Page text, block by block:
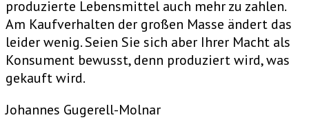
produzierte Lebensmittel auch mehr zu zahlen.
Am Kaufverhalten der großen Masse ändert das
leider wenig. Seien Sie sich aber Ihrer Macht als
Konsument bewusst, denn produziert wird, was
gekauft wird.
Johannes Gugerell-Molnar